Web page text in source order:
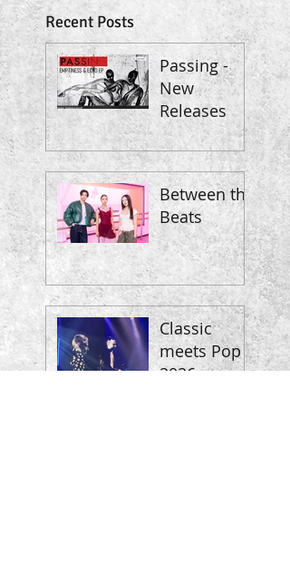
Recent Posts
Passing -
New
Releases
Between the
Beats
Classic
meets Pop
2026 -